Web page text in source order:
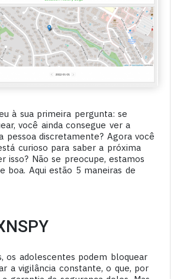
à sua primeira pergunta: se
você ainda consegue ver a
pessoa discretamente? Agora você
curioso para saber a próxima
isso? Não se preocupe, estamos
boa. Aqui estão 5 maneiras de
os adolescentes podem bloquear
a vigilância constante, o que, por